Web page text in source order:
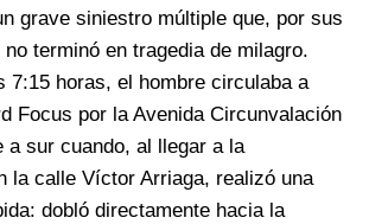
grave siniestro múltiple que, por sus
terminó en tragedia de milagro.
7:15 horas, el hombre circulaba a
Focus por la Avenida Circunvalación
a sur cuando, al llegar a la
la calle Víctor Arriaga, realizó una
dobló directamente hacia la